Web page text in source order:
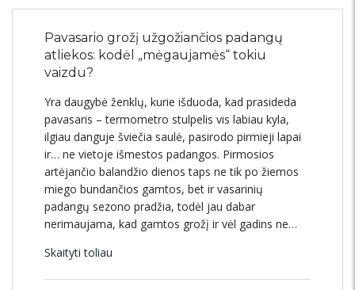
Pavasario grožį užgožiančios padangų
atliekos: kodėl „mėgaujamės“ tokiu
vaizdu?
Yra daugybė ženklų, kurie išduoda, kad prasideda
pavasaris – termometro stulpelis vis labiau kyla,
ilgiau danguje šviečia saulė, pasirodo pirmieji lapai
ir… ne vietoje išmestos padangos. Pirmosios
artėjančio balandžio dienos taps ne tik po žiemos
miego bundančios gamtos, bet ir vasarinių
padangų sezono pradžia, todėl jau dabar
nerimaujama, kad gamtos grožį ir vėl gadins ne…
Skaityti toliau